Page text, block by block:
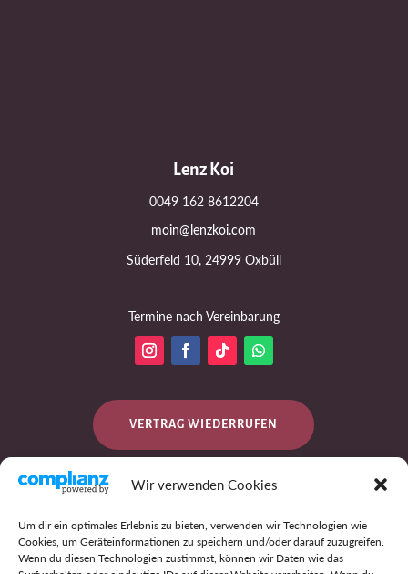
Wir verwenden Cookies
Um dir ein optimales Erlebnis zu bieten, verwenden wir Technologien wie
Cookies, um Geräteinformationen zu speichern und/oder darauf zuzugreifen.
Wenn du diesen Technologien zustimmst, können wir Daten wie das
Lenz Koi
0049 162 8612204
moin@lenzkoi.com
Süderfeld 10, 24999 Oxbüll
Termine nach Vereinbarung
VERTRAG WIEDERRUFEN